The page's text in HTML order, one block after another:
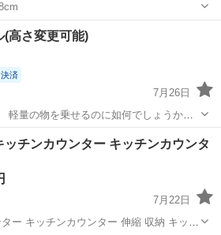
高さ48cm
駅 テーブル
(高さ変更可能)
済
7月26日
量の物を乗せるのに如何でしょうか。
の間に脚を入れる事で 机がソファの上
取...
井駅 テーブル
ッチンカウンター キッチンカウンタ
7月22日
ー キッチンカウンター 伸縮 収納 キッチ